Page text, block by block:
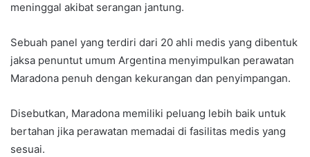
meninggal akibat serangan jantung.
Sebuah panel yang terdiri dari 20 ahli medis yang dibentuk
jaksa penuntut umum Argentina menyimpulkan perawatan
Maradona penuh dengan kekurangan dan penyimpangan.
Disebutkan, Maradona memiliki peluang lebih baik untuk
bertahan jika perawatan memadai di fasilitas medis yang
sesuai.